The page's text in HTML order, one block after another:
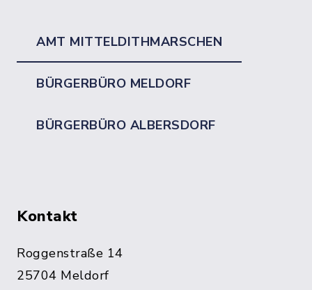
AMT MITTELDITHMARSCHEN
BÜRGERBÜRO MELDORF
BÜRGERBÜRO ALBERSDORF
Kontakt
Roggenstraße 14
25704 Meldorf